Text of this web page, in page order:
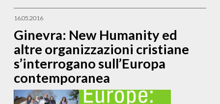
16.05.2016
Ginevra: New Humanity ed
altre organizzazioni cristiane
s’interrogano sull’Europa
contemporanea